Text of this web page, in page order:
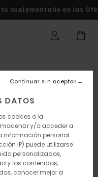
suplementario en las
DATOS
cookies o la
y/o acceder a
información personal
IP) puede utilizarse
personalizados,
y los contenidos,
conocer mejor a
Continuar sin aceptar